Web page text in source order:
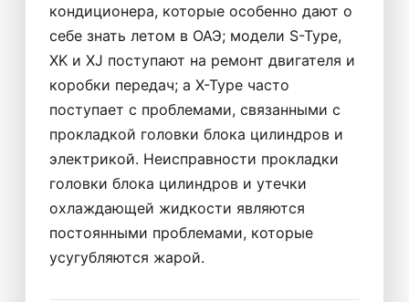
кондиционера, которые особенно дают о
себе знать летом в ОАЭ; модели S-Type,
XK и XJ поступают на ремонт двигателя и
коробки передач; а X-Type часто
поступает с проблемами, связанными с
прокладкой головки блока цилиндров и
электрикой. Неисправности прокладки
головки блока цилиндров и утечки
охлаждающей жидкости являются
постоянными проблемами, которые
усугубляются жарой.